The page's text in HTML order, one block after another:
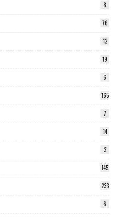
8
76
12
19
6
165
7
14
2
145
233
6